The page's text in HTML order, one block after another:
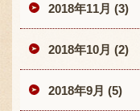
2018年11月 (3)
2018年10月 (2)
2018年9月 (5)